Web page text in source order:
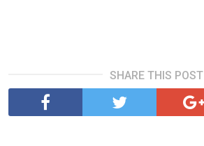
SHARE THIS POST